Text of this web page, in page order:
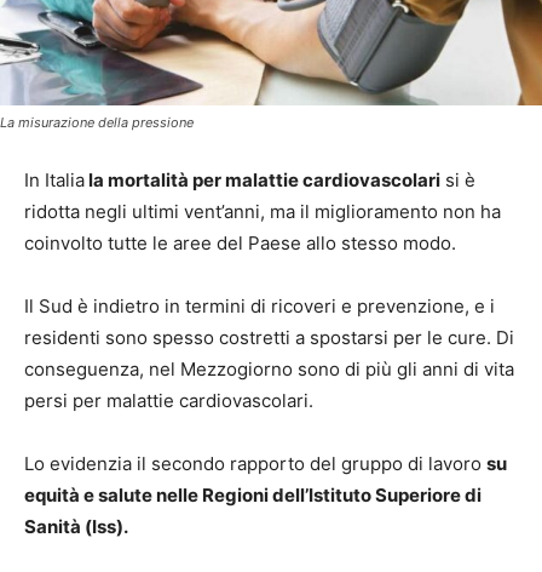
La misurazione della pressione
In Italiala mortalità per malattie cardiovascolari si è
ridotta negli ultimi vent’anni, ma il miglioramento non ha
coinvolto tutte le aree del Paese allo stesso modo.
Il Sud è indietro in termini di ricoveri e prevenzione, e i
residenti sono spesso costretti a spostarsi per le cure. Di
conseguenza, nel Mezzogiorno sono di più gli anni di vita
persi per malattie cardiovascolari.
Lo evidenzia il secondo rapporto del gruppo di lavoro su
equità e salute nelle Regioni dell’Istituto Superiore di
Sanità (Iss).